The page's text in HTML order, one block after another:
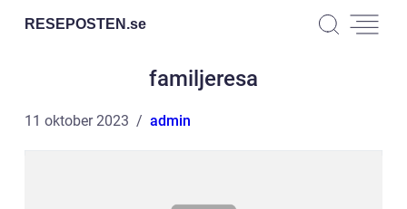
RESEPOSTEN.se
familjeresa
11 oktober 2023 admin